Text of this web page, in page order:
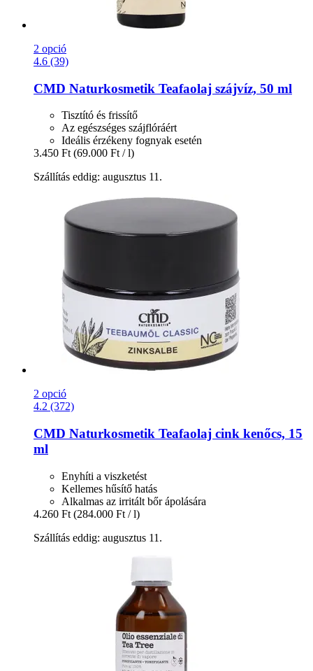
2 opció
4.6 (39)
CMD Naturkosmetik Teafaolaj szájvíz, 50 ml
Tisztító és frissítő
Az egészséges szájflóráért
Ideális érzékeny fognyak esetén
3.450 Ft (69.000 Ft / l)
Szállítás eddig: augusztus 11.
2 opció
4.2 (372)
CMD Naturkosmetik Teafaolaj cink kenőcs, 15
ml
Enyhíti a viszketést
Kellemes hűsítő hatás
Alkalmas az irritált bőr ápolására
4.260 Ft (284.000 Ft / l)
Szállítás eddig: augusztus 11.